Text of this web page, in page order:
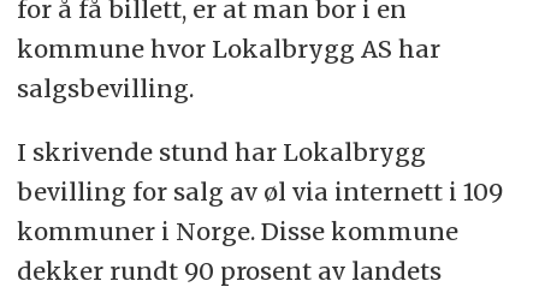
for å få billett, er at man bor i en
kommune hvor Lokalbrygg AS har
salgsbevilling.
I skrivende stund har Lokalbrygg
bevilling for salg av øl via internett i 109
kommuner i Norge. Disse kommune
dekker rundt 90 prosent av landets